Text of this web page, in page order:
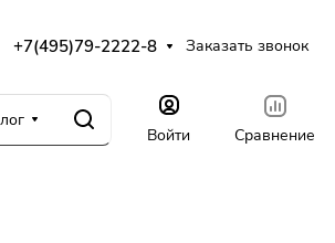
+7(495)79-2222-8 Заказать звонок
Войти Сравнение